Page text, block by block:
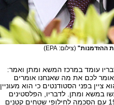
ההזדמנות" (צילום: EPA)
עומד במרכז המשא ומתן ואמר:
לכם את מה שאנחנו אומרים
בפני הסטודנטים כי הוא מעוניין
במשא ומתן. לדבריו, הפלסטינים
מעוניינים להגיע לפתרון על בסיס גבולות 1967 עם הסכמה לחילופי שטחים קטנים